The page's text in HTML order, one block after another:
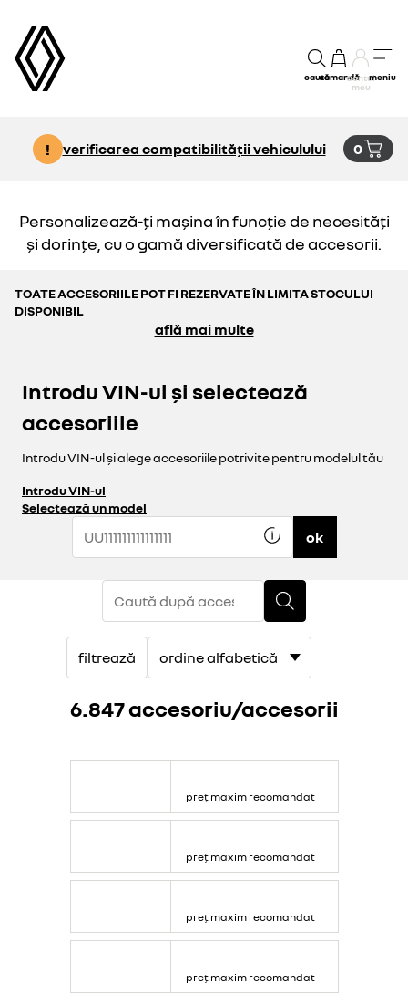
cautăcomandăContul
meu
meniu
! verificarea compatibilității vehiculului 0
Personalizează-ți mașina în funcție de necesități
și dorințe, cu o gamă diversificată de accesorii.
TOATE ACCESORIILE POT FI REZERVATE ÎN LIMITA STOCULUI
DISPONIBIL
află mai multe
Introdu VIN-ul și selectează
accesoriile
Introdu VIN-ul și alege accesoriile potrivite pentru modelul tău
Introdu VIN-ul
Selectează un model
ok
filtrează
6.847 accesoriu/accesorii
preț maxim recomandat
preț maxim recomandat
preț maxim recomandat
preț maxim recomandat